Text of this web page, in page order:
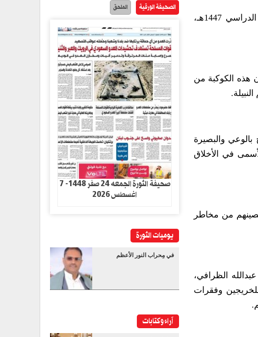
نظمّت التعبئة ومدرسة جيل القرآن بمديرية الوحدة في أمانة العاصمة اليوم، حفلًا ختاميًا للعام الدراسي 1447هـ،
هذه الكوكبة من
والبصيرة
في الأخلاق
من مخاطر
الظرافي،
وفقرات
الصحيفة الورقية الملحق
صحيفة الثورة الجمعه 24 صفر 1448- 7
اغسطس 2026
يوميات الثورة
في مِحراب النور الأعظم
آراء وكتابات